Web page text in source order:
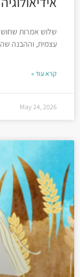
שלוש אמרות
עצמית, וההבנה
קרא עוד »
May 24, 2026